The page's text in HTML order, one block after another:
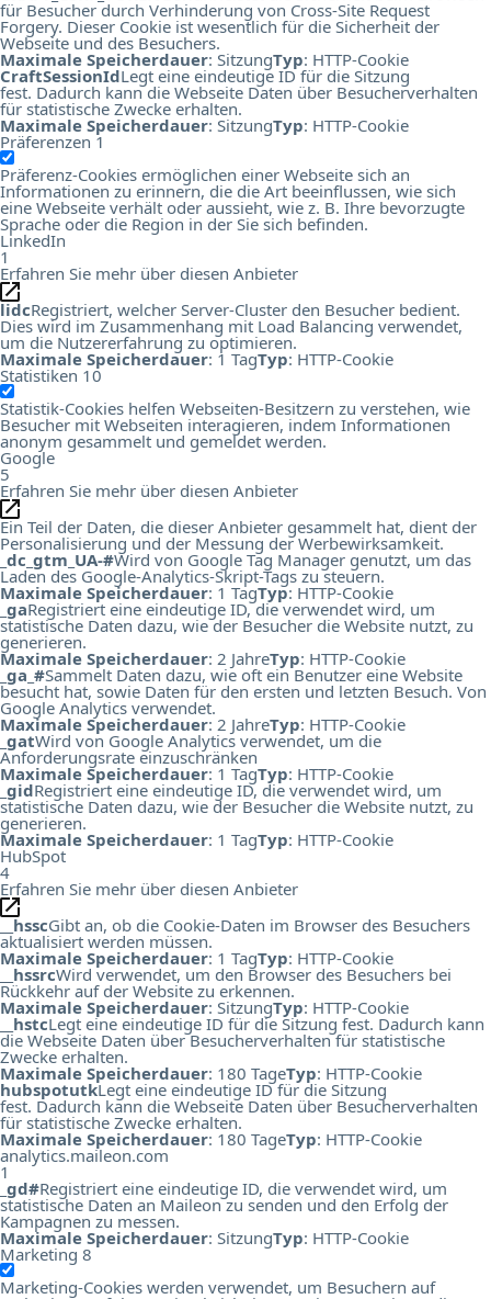
für Besucher durch Verhinderung von Cross-Site Request
Forgery. Dieser Cookie ist wesentlich für die Sicherheit der
Webseite und des Besuchers.
Maximale Speicherdauer: SitzungTyp: HTTP-Cookie
CraftSessionIdLegt eine eindeutige ID für die Sitzung
fest. Dadurch kann die Webseite Daten über Besucherverhalten
für statistische Zwecke erhalten.
Maximale Speicherdauer: SitzungTyp: HTTP-Cookie
Präferenzen 1
Präferenz-Cookies ermöglichen einer Webseite sich an
Informationen zu erinnern, die die Art beeinflussen, wie sich
eine Webseite verhält oder aussieht, wie z. B. Ihre bevorzugte
Sprache oder die Region in der Sie sich befinden.
LinkedIn
1
Erfahren Sie mehr über diesen Anbieter
lidcRegistriert, welcher Server-Cluster den Besucher bedient.
Dies wird im Zusammenhang mit Load Balancing verwendet,
um die Nutzererfahrung zu optimieren.
Maximale Speicherdauer: 1 TagTyp: HTTP-Cookie
Statistiken 10
Statistik-Cookies helfen Webseiten-Besitzern zu verstehen, wie
Besucher mit Webseiten interagieren, indem Informationen
anonym gesammelt und gemeldet werden.
Google
5
Erfahren Sie mehr über diesen Anbieter
Ein Teil der Daten, die dieser Anbieter gesammelt hat, dient der
Personalisierung und der Messung der Werbewirksamkeit.
_dc_gtm_UA-#Wird von Google Tag Manager genutzt, um das
Laden des Google-Analytics-Skript-Tags zu steuern.
Maximale Speicherdauer: 1 TagTyp: HTTP-Cookie
_gaRegistriert eine eindeutige ID, die verwendet wird, um
statistische Daten dazu, wie der Besucher die Website nutzt, zu
generieren.
Maximale Speicherdauer: 2 JahreTyp: HTTP-Cookie
_ga_#Sammelt Daten dazu, wie oft ein Benutzer eine Website
besucht hat, sowie Daten für den ersten und letzten Besuch. Von
Google Analytics verwendet.
Maximale Speicherdauer: 2 JahreTyp: HTTP-Cookie
_gatWird von Google Analytics verwendet, um die
Anforderungsrate einzuschränken
Maximale Speicherdauer: 1 TagTyp: HTTP-Cookie
_gidRegistriert eine eindeutige ID, die verwendet wird, um
statistische Daten dazu, wie der Besucher die Website nutzt, zu
generieren.
Maximale Speicherdauer: 1 TagTyp: HTTP-Cookie
HubSpot
4
Erfahren Sie mehr über diesen Anbieter
__hsscGibt an, ob die Cookie-Daten im Browser des Besuchers
aktualisiert werden müssen.
Maximale Speicherdauer: 1 TagTyp: HTTP-Cookie
__hssrcWird verwendet, um den Browser des Besuchers bei
Rückkehr auf der Website zu erkennen.
Maximale Speicherdauer: SitzungTyp: HTTP-Cookie
__hstcLegt eine eindeutige ID für die Sitzung fest. Dadurch kann
die Webseite Daten über Besucherverhalten für statistische
Zwecke erhalten.
Maximale Speicherdauer: 180 TageTyp: HTTP-Cookie
hubspotutkLegt eine eindeutige ID für die Sitzung
fest. Dadurch kann die Webseite Daten über Besucherverhalten
für statistische Zwecke erhalten.
Maximale Speicherdauer: 180 TageTyp: HTTP-Cookie
analytics.maileon.com
1
_gd#Registriert eine eindeutige ID, die verwendet wird, um
statistische Daten an Maileon zu senden und den Erfolg der
Kampagnen zu messen.
Maximale Speicherdauer: SitzungTyp: HTTP-Cookie
Marketing 8
Marketing-Cookies werden verwendet, um Besuchern auf